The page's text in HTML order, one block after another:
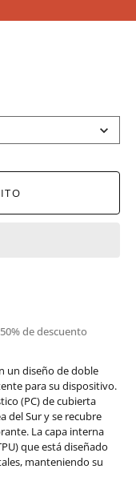
de descuento
un diseño de doble
para su dispositivo.
(PC) de cubierta
del Sur y se recubre
La capa interna
que está diseñado
manteniendo su